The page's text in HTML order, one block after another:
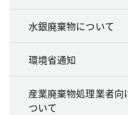
水銀廃棄物について
環境省通知
産業廃棄物処理業者
ついて